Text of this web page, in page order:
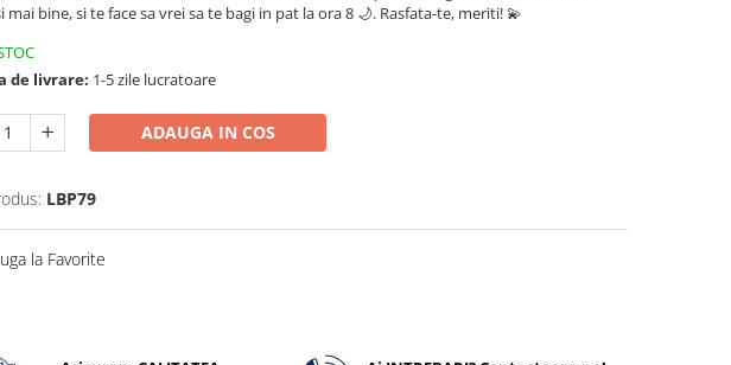
mai bine, si te face sa vrei sa te bagi in pat la ora 8 🌙. Rasfata-te, meriti! 💫
de livrare: 1-5 zile lucratoare
ADAUGA IN COS
LBP79
la Favorite